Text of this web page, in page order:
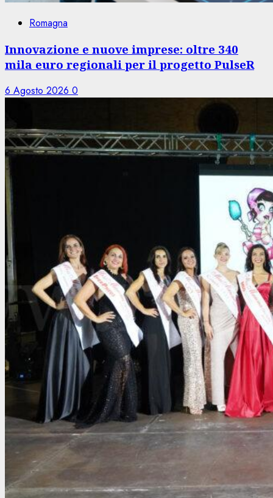
Romagna
Innovazione e nuove imprese: oltre 340
mila euro regionali per il progetto PulseR
6 Agosto 2026 0